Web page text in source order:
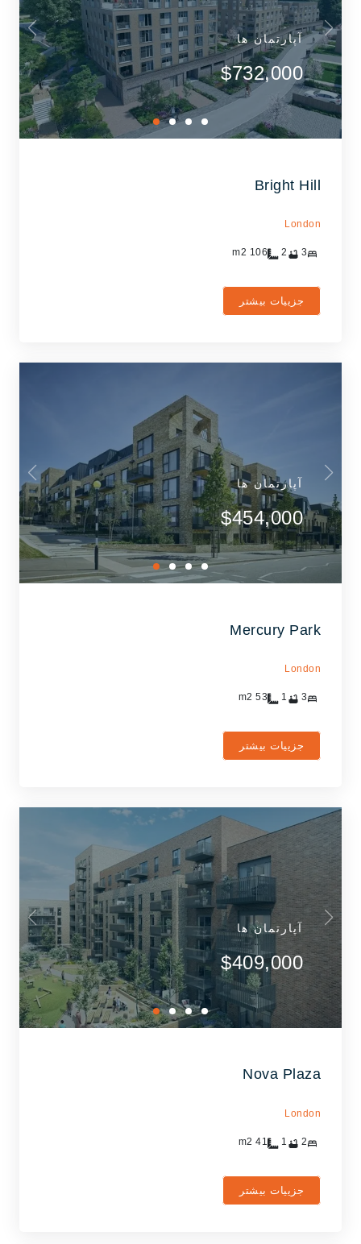
آپارتمان ها
$732,000
Bright Hill
London
3
2
106
جزییات بیشتر
آپارتمان ها
$454,000
Mercury Park
London
3
1
53
جزییات بیشتر
آپارتمان ها
$409,000
Nova Plaza
London
2
1
41
جزییات بیشتر